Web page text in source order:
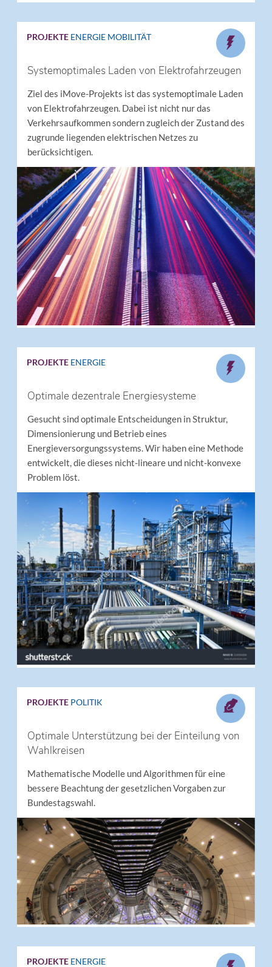
PROJEKTE ENERGIE MOBILITÄT
Systemoptimales Laden von Elektrofahrzeugen
Ziel des iMove-Projekts ist das systemoptimale Laden
von Elektrofahrzeugen. Dabei ist nicht nur das
Verkehrsaufkommen sondern zugleich der Zustand des
zugrunde liegenden elektrischen Netzes zu
berücksichtigen.
PROJEKTE ENERGIE
Optimale dezentrale Energiesysteme
Gesucht sind optimale Entscheidungen in Struktur,
Dimensionierung und Betrieb eines
Energieversorgungssystems. Wir haben eine Methode
entwickelt, die dieses nicht-lineare und nicht-konvexe
Problem löst.
PROJEKTE POLITIK
Optimale Unterstützung bei der Einteilung von
Wahlkreisen
Mathematische Modelle und Algorithmen für eine
bessere Beachtung der gesetzlichen Vorgaben zur
Bundestagswahl.
PROJEKTE ENERGIE